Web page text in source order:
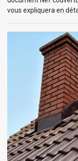
vous expliquera en